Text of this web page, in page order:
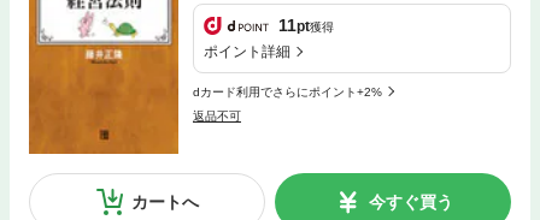
11pt獲得
ポイント詳細
dカード利用でさらにポイント+2%
返品不可
カートへ 今すぐ買う